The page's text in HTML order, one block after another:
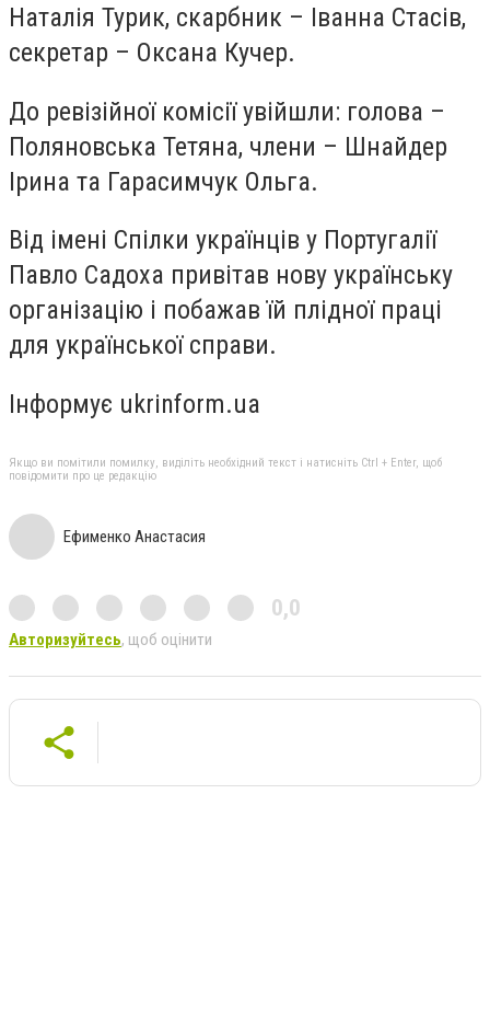
Наталія Турик, скарбник – Іванна Стасів,
секретар – Оксана Кучер.
До ревізійної комісії увійшли: голова –
Поляновська Тетяна, члени – Шнайдер
Ірина та Гарасимчук Ольга.
Від імені Спілки українців у Португалії
Павло Садоха привітав нову українську
організацію і побажав їй плідної праці
для української справи.
Інформує ukrinform.ua
Якщо ви помітили помилку, виділіть необхідний текст і натисніть Ctrl + Enter, щоб
повідомити про це редакцію
Ефименко Анастасия
0,0
Авторизуйтесь, щоб оцінити